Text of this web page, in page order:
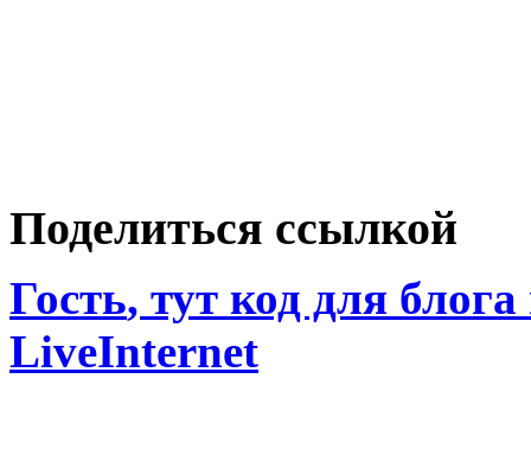
Поделиться ссылкой
Гость, тут код для
LiveInternet